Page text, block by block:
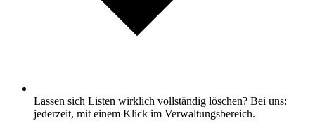
Lassen sich Listen wirklich vollständig löschen? Bei uns:
jederzeit, mit einem Klick im Verwaltungsbereich.